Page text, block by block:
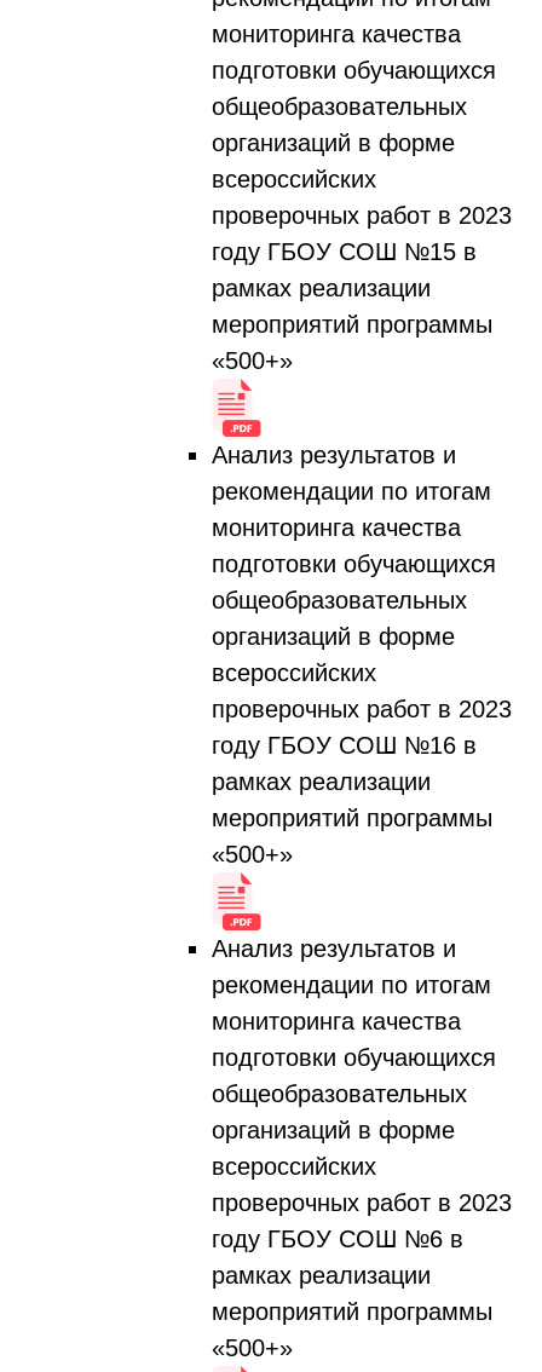
мониторинга качества
подготовки обучающихся
общеобразовательных
организаций в форме
всероссийских
проверочных работ в 2023
году ГБОУ СОШ №15 в
рамках реализации
мероприятий программы
«500+»
Анализ результатов и
рекомендации по итогам
мониторинга качества
подготовки обучающихся
общеобразовательных
организаций в форме
всероссийских
проверочных работ в 2023
году ГБОУ СОШ №16 в
рамках реализации
мероприятий программы
«500+»
Анализ результатов и
рекомендации по итогам
мониторинга качества
подготовки обучающихся
общеобразовательных
организаций в форме
всероссийских
проверочных работ в 2023
году ГБОУ СОШ №6 в
рамках реализации
мероприятий программы
«500+»